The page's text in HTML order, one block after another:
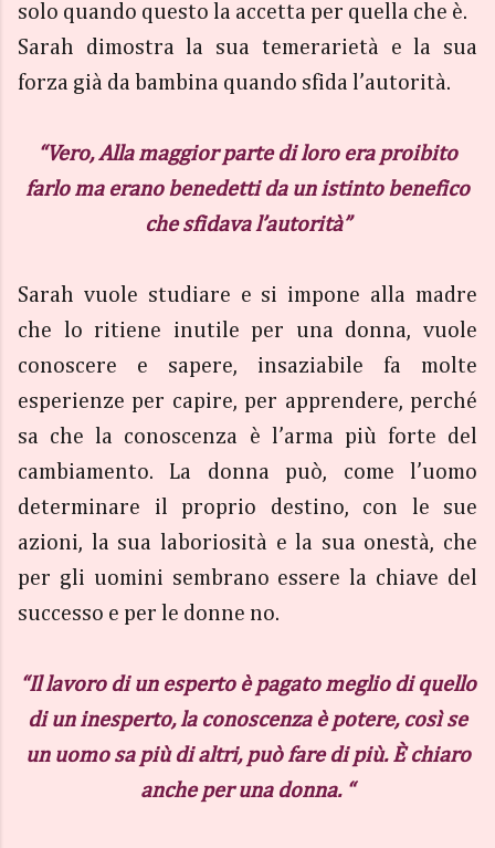
solo quando questo la accetta per quella che è.
Sarah dimostra la sua temerarietà e la sua
forza già da bambina quando sfida l’autorità.
“Vero, Alla maggior parte di loro era proibito
farlo ma erano benedetti da un istinto benefico
che sfidava l’autorità”
Sarah vuole studiare e si impone alla madre
che lo ritiene inutile per una donna, vuole
conoscere e sapere, insaziabile fa molte
esperienze per capire, per apprendere, perché
sa che la conoscenza è l’arma più forte del
cambiamento. La donna può, come l’uomo
determinare il proprio destino, con le sue
azioni, la sua laboriosità e la sua onestà, che
per gli uomini sembrano essere la chiave del
successo e per le donne no.
“Il lavoro di un esperto è pagato meglio di quello
di un inesperto, la conoscenza è potere, così se
un uomo sa più di altri, può fare di più. È chiaro
anche per una donna. “